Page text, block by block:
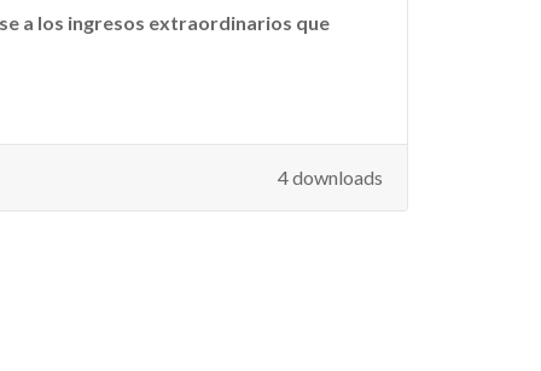
a los ingresos extraordinarios que
4 downloads